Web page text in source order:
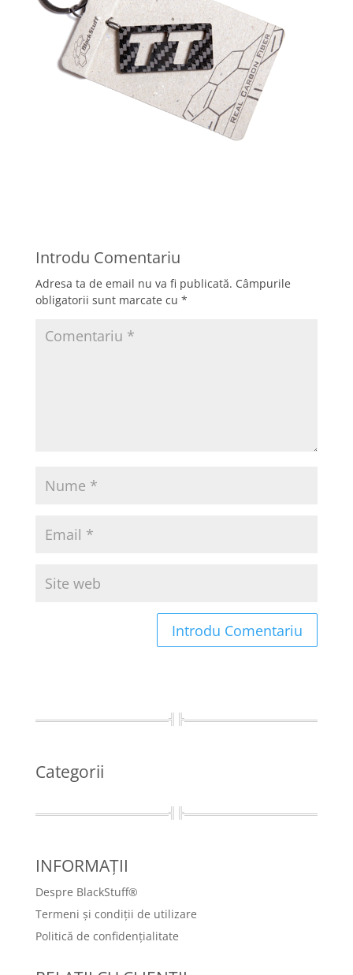
Introdu Comentariu
Adresa ta de email nu va fi publicată. Câmpurile
obligatorii sunt marcate cu *
Categorii
INFORMAȚII
Despre BlackStuff®
Termeni și condiții de utilizare
Politică de confidențialitate